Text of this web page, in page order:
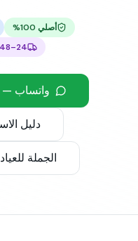
أصلي 100%
24–48 ساعة لجميع الإمارات
واتساب
دليل
الجملة